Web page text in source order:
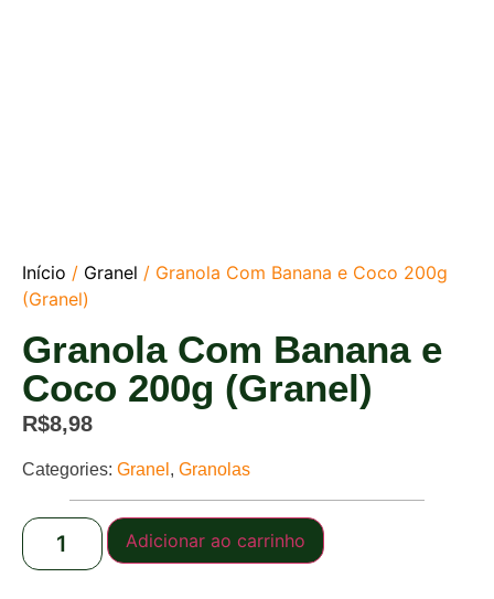
Início / Granel / Granola Com Banana e Coco 200g
(Granel)
Granola Com Banana e
Coco 200g (Granel)
R$8,98
Categories: Granel , Granolas
Adicionar ao carrinho